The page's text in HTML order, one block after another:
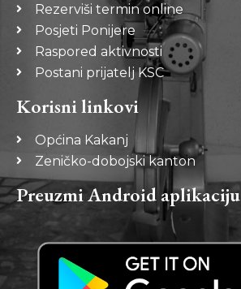
Rezerviši termin online
Posjeti Ponijere
Raspored aktivnosti
Postani prijatelj KSC
Korisni linkovi
Općina Kakanj
Zeničko-dobojski kanton
Preuzmi Android aplikaciju